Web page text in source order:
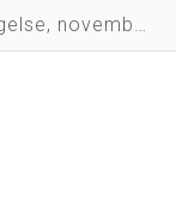
Nøgletal for branchen (beskæftigelse, november 2023)